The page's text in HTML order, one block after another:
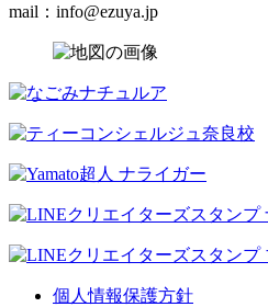
mail：info@ezuya.jp
個人情報保護方針